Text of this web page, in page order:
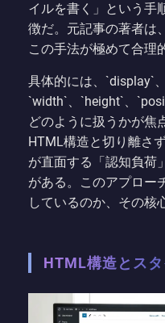
イルを書く」という手
徴だ。元記事の著者は
この手法が極めて合理
具体的には、`display`
`width`、`height`、
どのように扱うかが焦
HTML構造と切り離さ
が直面する「認知負荷
がある。このアプロー
しているのか、その核
HTML構造とス